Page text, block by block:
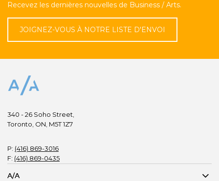
Recevez les dernières nouvelles de Business / Arts.
JOIGNEZ-VOUS À NOTRE LISTE D'ENVOI
340 - 26 Soho Street,
Toronto, ON, M5T 1Z7
P: (416) 869-3016
F: (416) 869-0435
A/A